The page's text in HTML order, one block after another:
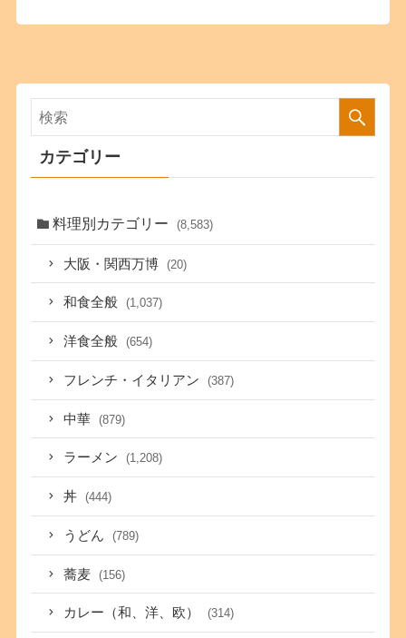
カテゴリー
料理別カテゴリー (8,583)
大阪・関西万博 (20)
和食全般 (1,037)
洋食全般 (654)
フレンチ・イタリアン (387)
中華 (879)
ラーメン (1,208)
丼 (444)
うどん (789)
蕎麦 (156)
カレー（和、洋、欧） (314)